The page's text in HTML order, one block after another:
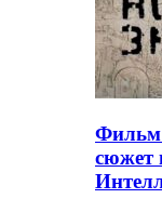
Фильм
сюжет